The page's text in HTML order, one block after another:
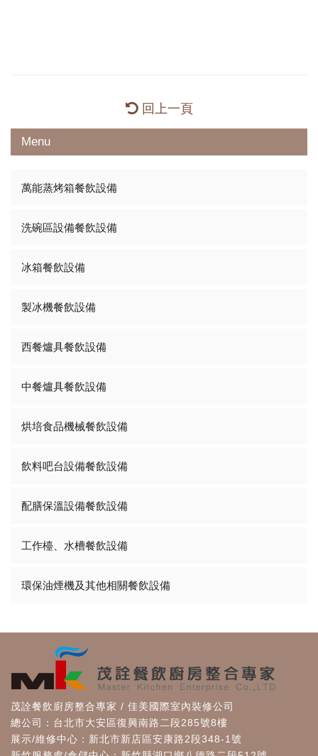
回上一頁
Menu
萬能蒸烤箱餐飲設備
洗碗區設備餐飲設備
冰箱餐飲設備
製冰機餐飲設備
西餐爐具餐飲設備
中餐爐具餐飲設備
烘培食品機械餐飲設備
飲料吧台設備餐飲設備
配膳保溫設備餐飲設備
工作檯、水槽餐飲設備
環保油煙機及其他相關餐飲設備
茂詮餐飲廚房整合專家 / 佳美國際室內裝修公司
總公司：台北市大安區復興南路二段285號8樓
展示/維修中心：新北市新店區安康路2段348-1號